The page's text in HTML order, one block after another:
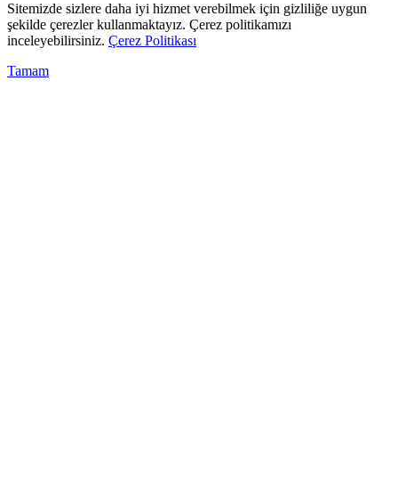
Sitemizde sizlere daha iyi hizmet verebilmek için gizliliğe uygun
şekilde çerezler kullanmaktayız. Çerez politikamızı
inceleyebilirsiniz. Çerez Politikası
Tamam